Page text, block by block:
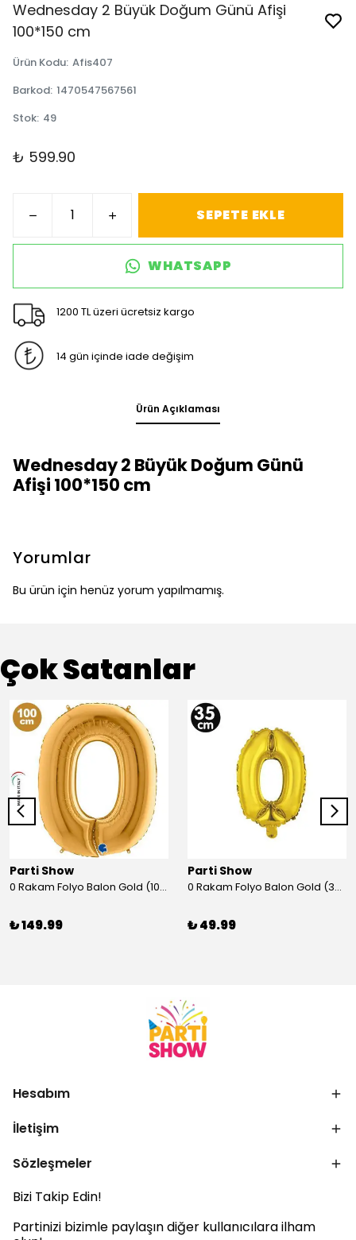
Wednesday 2 Büyük Doğum Günü Afişi
100*150 cm
Ürün Kodu: Afis407
Barkod: 1470547567561
Stok: 49
₺ 599.90
SEPETE EKLE
WHATSAPP
1200 TL üzeri ücretsiz kargo
14 gün içinde iade değişim
Ürün Açıklaması
Wednesday 2 Büyük Doğum Günü
Afişi 100*150 cm
Yorumlar
Bu ürün için henüz yorum yapılmamış.
Çok Satanlar
Parti Show
0 Rakam Folyo Balon Gold (100x70 cm)
₺ 149.99
Parti Show
0 Rakam Folyo Balon Gold (35 cm)
₺ 49.99
Hesabım
İletişim
Sözleşmeler
Bizi Takip Edin!
Partinizi bizimle paylaşın diğer kullanıcılara ilham